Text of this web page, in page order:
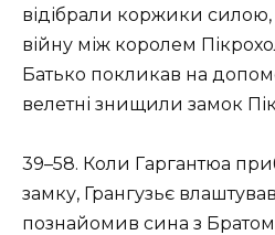
відібрали коржики силою,
війну між королем
Батько покликав на
велетні знищили замок
39–58. Коли Гаргантюа
замку, Грангузьє
познайомив сина з